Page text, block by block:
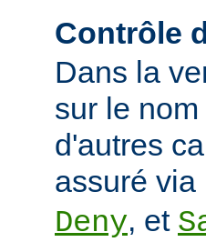
Contrôle
Dans la
sur le
d'autres
assuré via
Deny, et